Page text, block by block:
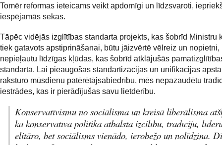
Tomēr reformas ieteicams veikt apdomīgi un līdzsvaroti,
iespējamās sekas.
Tāpēc vidējās izglītības standarta projekts, kas šobrīd Ministru
tiek gatavots apstiprināšanai, būtu jāizvērtē vēlreiz un nopietni,
nepieļautu līdzīgas kļūdas, kas šobrīd atklājušās
standartā. Lai pieaugošas standartizācijas un unifikācijas
raksturo mūsdienu patērētājsabiedrību, mēs nepazaudētu
iestrādes, kas ir pierādījušas savu lietderību.
Konservatīvismu no sociālisma un kreisā liberālisma
ka konservatīva politika atbalsta izcilību, tradīciju,
elitāro, bet sociālisms vienādo, ierobežo un nolīdzina.